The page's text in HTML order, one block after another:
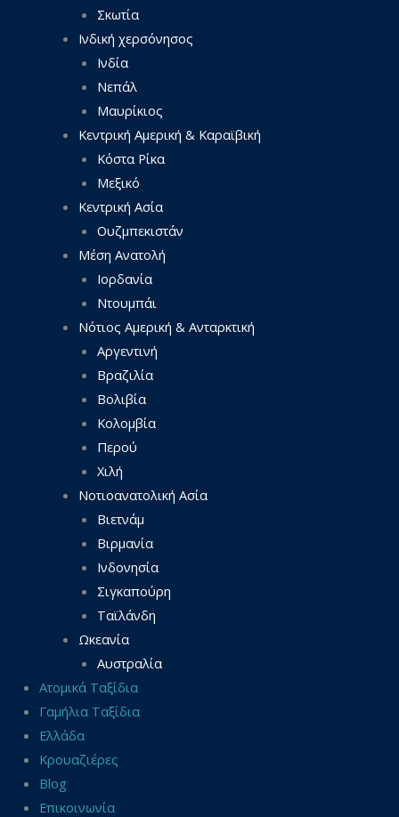
Σκωτία
Ινδική χερσόνησος
Ινδία
Νεπάλ
Μαυρίκιος
Κεντρική Αμερική & Καραϊβική
Κόστα Ρίκα
Μεξικό
Κεντρική Ασία
Ουζμπεκιστάν
Μέση Ανατολή
Ιορδανία
Ντουμπάι
Νότιος Αμερική & Ανταρκτική
Αργεντινή
Βραζιλία
Βολιβία
Κολομβία
Περού
Χιλή
Νοτιοανατολική Ασία
Βιετνάμ
Βιρμανία
Ινδονησία
Σιγκαπούρη
Ταϊλάνδη
Ωκεανία
Αυστραλία
Ατομικά Ταξίδια
Γαμήλια Ταξίδια
Ελλάδα
Κρουαζιέρες
Blog
Επικοινωνία